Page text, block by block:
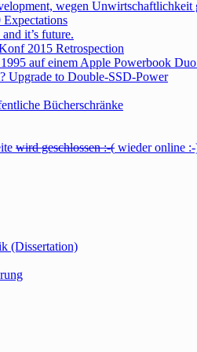
wegen Unwirtschaftlichkeit
it’s future.
2015 Retrospection
auf einem Apple Powerbook
Upgrade to Double-SSD-Power
Bücherschränke
wird geschlossen :-( wieder online
(Dissertation)